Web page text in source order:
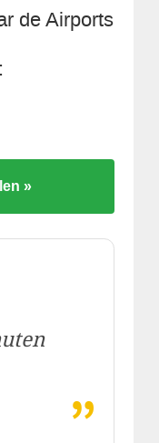
de Airports
»
„